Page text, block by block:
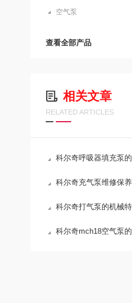
空气泵
查看全部产品
相关文章
RELATED ARTICLES
科尔奇呼吸器填充泵的工作原理和性能
科尔奇充气泵维修保养注意事项，你的充气泵是这
科尔奇打气泵的机械特点，你知道哪
科尔奇mch18空气泵的有关介绍，快来